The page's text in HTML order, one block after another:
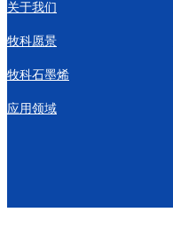
关于我们
牧科愿景
牧科石墨烯
应用领域